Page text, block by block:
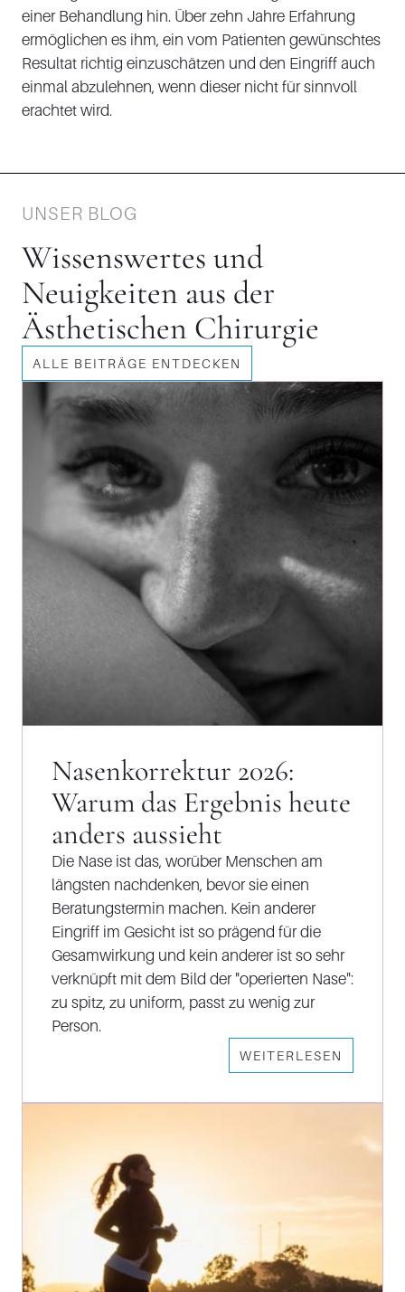
einer Behandlung hin. Über zehn Jahre Erfahrung
ermöglichen es ihm, ein vom Patienten gewünschtes
Resultat richtig einzuschätzen und den Eingriff auch
einmal abzulehnen, wenn dieser nicht für sinnvoll
erachtet wird.
UNSER BLOG
Wissenswertes und
Neuigkeiten aus der
Ästhetischen Chirurgie
ALLE BEITRÄGE ENTDECKEN
Nasenkorrektur 2026:
Warum das Ergebnis heute
anders aussieht
Die Nase ist das, worüber Menschen am
längsten nachdenken, bevor sie einen
Beratungstermin machen. Kein anderer
Eingriff im Gesicht ist so prägend für die
Gesamwirkung und kein anderer ist so sehr
verknüpft mit dem Bild der "operierten Nase":
zu spitz, zu uniform, passt zu wenig zur
Person.
WEITERLESEN